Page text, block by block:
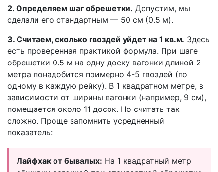
2. Определяем шаг обрешетки. Допустим, мы
сделали его стандартным — 50 см (0.5 м).
3. Считаем, сколько гвоздей уйдет на 1 кв.м. Здесь
есть проверенная практикой формула. При шаге
обрешетки 0.5 м на одну доску вагонки длиной 2
метра понадобится примерно 4-5 гвоздей (по
одному в каждую рейку). В 1 квадратном метре, в
зависимости от ширины вагонки (например, 9 см),
помещается около 11 досок. Но считать так
сложно. Проще запомнить усредненный
показатель:
Лайфхак от бывалых: На 1 квадратный метр